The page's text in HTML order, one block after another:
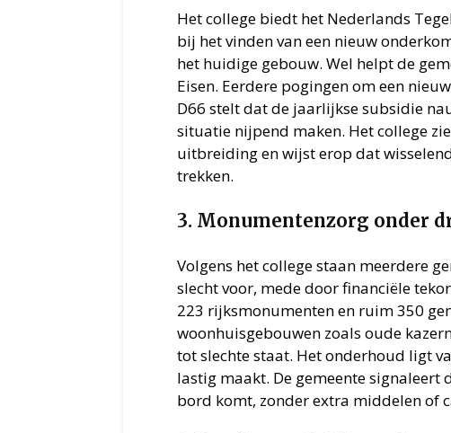
Het college biedt het Nederlands
bij het vinden van een nieuw
het huidige gebouw. Wel helpt de
Eisen. Eerdere pogingen om een
D66 stelt dat de jaarlijkse subsidie
situatie nijpend maken. Het college
uitbreiding en wijst erop dat
trekken.
3. Monumentenzorg onder
Volgens het college staan meerdere
slecht voor, mede door financiële
223 rijksmonumenten en ruim 350
woonhuisgebouwen zoals oude
tot slechte staat. Het onderhoud ligt
lastig maakt. De gemeente signaleert
bord komt, zonder extra middelen of